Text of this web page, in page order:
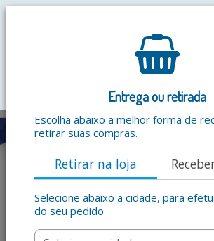
Entrega ou retirada
Escolha abaixo a melhor forma de
retirar suas compras.
Retirar na loja
Selecione abaixo a cidade, para
do seu pedido